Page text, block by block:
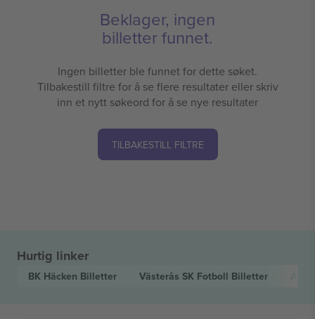
Beklager, ingen
billetter funnet.
Ingen billetter ble funnet for dette søket.
Tilbakestill filtre for å se flere resultater eller skriv
inn et nytt søkeord for å se nye resultater
TILBAKESTILL FILTRE
Hurtig linker
BK Häcken Billetter Västerås SK Fotboll Billetter